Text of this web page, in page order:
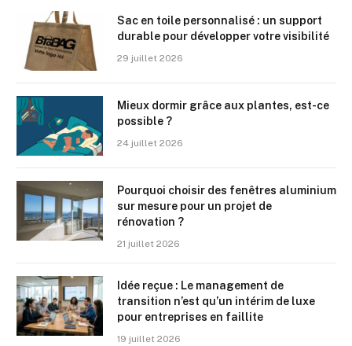
Sac en toile personnalisé : un support
durable pour développer votre visibilité
29 juillet 2026
Mieux dormir grâce aux plantes, est-ce
possible ?
24 juillet 2026
Pourquoi choisir des fenêtres aluminium
sur mesure pour un projet de
rénovation ?
21 juillet 2026
Idée reçue : Le management de
transition n’est qu’un intérim de luxe
pour entreprises en faillite
19 juillet 2026